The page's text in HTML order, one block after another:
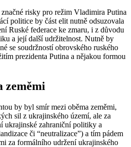
risky pro režim Vladimira Putina
politice by část elit nutně odsuzovala
Ruské federace ke zmaru, i z důvodu
a její další udržitelnost. Nutně by
se soudržností obrovského ruského
prezidenta Putina a nějakou formou
zeměmi
by byl smír mezi oběma zeměmi,
sil z ukrajinského území, ale za
ukrajinské zahraniční politiky a
či “neutralizace”) a tím pádem
za formálního udržení ukrajinského